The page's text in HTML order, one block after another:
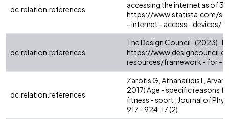
dc.relation.references
accessing the internet as of
https://www.statista.com/
- internet - access - devices/
dc.relation.references
The Design Council . (2023) .
https://
resources/framework - for -
dc.relation.references
Zarotis G, Athanailidis I ,
2017) Age - specific reasons
fitness - sport , Journal of
917 - 924, 17 (2)